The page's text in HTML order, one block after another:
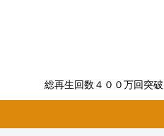
総再生回数４００万回突